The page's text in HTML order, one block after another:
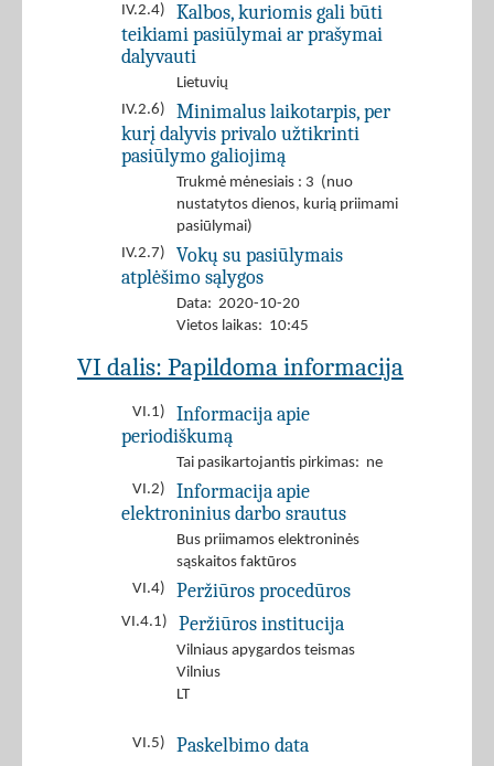
IV.2.4)
Kalbos, kuriomis gali būti
teikiami pasiūlymai ar prašymai
dalyvauti
Lietuvių
IV.2.6)
Minimalus laikotarpis, per
kurį dalyvis privalo užtikrinti
pasiūlymo galiojimą
Trukmė mėnesiais : 3 (nuo
nustatytos dienos, kurią priimami
pasiūlymai)
IV.2.7)
Vokų su pasiūlymais
atplėšimo sąlygos
Data: 2020-10-20
Vietos laikas: 10:45
VI dalis: Papildoma informacija
VI.1)
Informacija apie
periodiškumą
Tai pasikartojantis pirkimas: ne
VI.2)
Informacija apie
elektroninius darbo srautus
Bus priimamos elektroninės
sąskaitos faktūros
VI.4)
Peržiūros procedūros
VI.4.1) Peržiūros institucija
Vilniaus apygardos teismas
Vilnius
LT
VI.5) Paskelbimo data